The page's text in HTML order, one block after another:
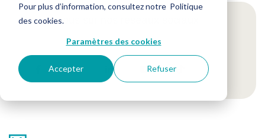
Pour plus d’information, consultez notre Politique
des cookies.
Paramètres des cookies
Accepter Refuser
Suivez-nous sur nos réseaux sociaux